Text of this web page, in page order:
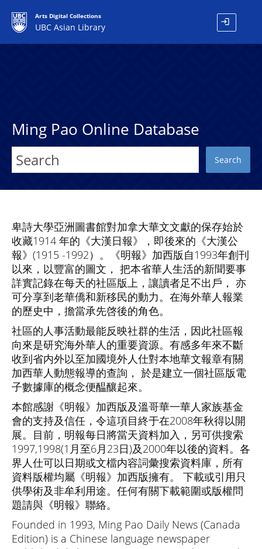
Arts Digital Collections
UBC Asian Library login
Ming Pao Online Database
Search
卑詩大學亞洲圖書館對加拿大華文文獻的保存始於
收藏1914 年的《大漢日報》，即後來的《大漢公
報》(1915 -1992）。《明報》加西版自1993年創刊
以來，以豐富的圖文， 把本省華人生活的新聞要事
詳實記錄在每天的社區版上，讓讀者足不出戶， 亦
可分享到老華僑和新移民的動力。在海外華人報業
的歷史中，擔當承先啓後的角色。
社區的人事活動最能反映社群的生活，因此社區報
向來是研究海外華人的重要資源。有感多年來不斷
收到省内外以至加國境外人仕對本地華文報章有關
加西華人動態報導的查詢， 於是建立一個社區版電
子數據庫的概念便醖釀起來。
本館感謝《明報》加西版及溫哥華一華人家族基金
會的支持及信任，令這項目終于在2008年秋得以開
展。目前，明報每日將當天資料加入，另可供搜索
1997,1998(1月至6月23日)及2000年以後的資料。各
界人仕可以日期或文檔内容詞彙搜索資料庫，所有
資料版權均屬《明報》加西版擁有。 下載或引用只
供學術及非牟利用途。任何有關下載範圍或版權問
題請與《明報》聯絡。
Founded in 1993, Ming Pao Daily News (Canada
Edition) is a Chinese language newspaper